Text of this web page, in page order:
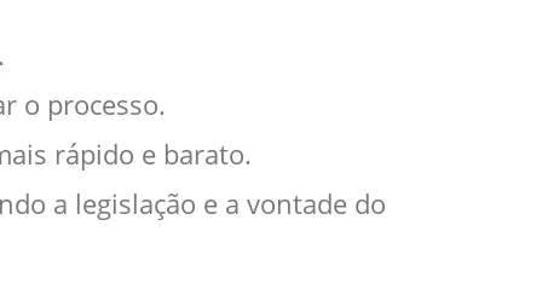
o processo.
rápido e barato.
a legislação e a vontade do